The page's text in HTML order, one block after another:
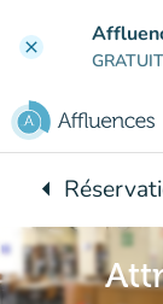
clear
GRATUIT
arrow_leftRetour à :